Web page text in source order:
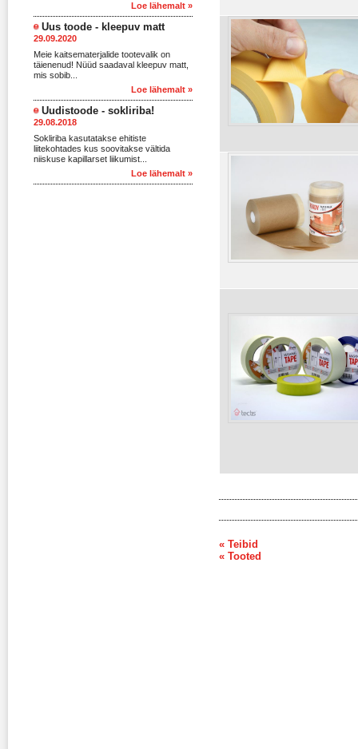
Loe lähemalt »
Uus toode - kleepuv matt
29.09.2020
Meie kaitsematerjalide tootevalik on
täienenud! Nüüd saadaval kleepuv matt,
mis sobib...
Loe lähemalt »
Uudistoode - sokliriba!
29.08.2018
Sokliriba kasutatakse ehitiste
liitekohtades kus soovitakse vältida
niiskuse kapillarset liikumist...
Loe lähemalt »
« Teibid
« Tooted